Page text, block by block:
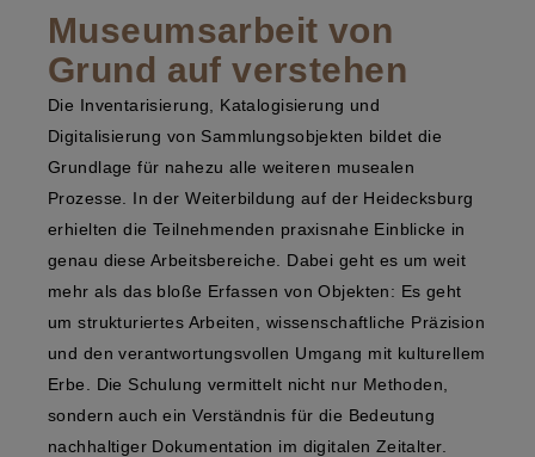
Museumsarbeit von
Grund auf verstehen
Die Inventarisierung, Katalogisierung und
Digitalisierung von Sammlungsobjekten bildet die
Grundlage für nahezu alle weiteren musealen
Prozesse. In der Weiterbildung auf der Heidecksburg
erhielten die Teilnehmenden praxisnahe Einblicke in
genau diese Arbeitsbereiche. Dabei geht es um weit
mehr als das bloße Erfassen von Objekten: Es geht
um strukturiertes Arbeiten, wissenschaftliche Präzision
und den verantwortungsvollen Umgang mit kulturellem
Erbe. Die Schulung vermittelt nicht nur Methoden,
sondern auch ein Verständnis für die Bedeutung
nachhaltiger Dokumentation im digitalen Zeitalter.